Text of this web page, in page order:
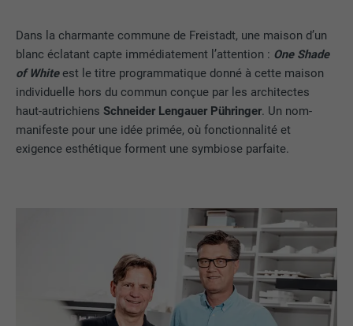
Dans la charmante commune de Freistadt, une maison d’un
blanc éclatant capte immédiatement l’attention : One Shade
of Whiteest le titre programmatique donné à cette maison
individuelle hors du commun conçue par les architectes
haut-autrichiensSchneider Lengauer Pühringer. Un nom-
manifeste pour une idée primée, où fonctionnalité et
exigence esthétique forment une symbiose parfaite.